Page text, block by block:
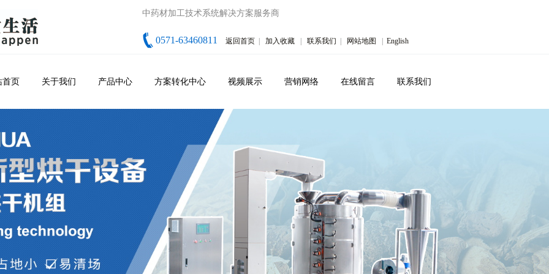
中药材加工技术系统解决方案服务商
0571-63460811 返回首页 加入收藏 联系我们 网站地图 English
首页 关于我们 产品中心 方案转化中心 视频展示 营销网络 在线留言 联系我们